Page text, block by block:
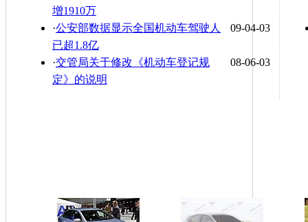
增1910万
09-04-03
·公安部数据显示全国机动车驾驶人
已超1.8亿
08-06-03
·交管局关于修改《机动车登记规
定》的说明